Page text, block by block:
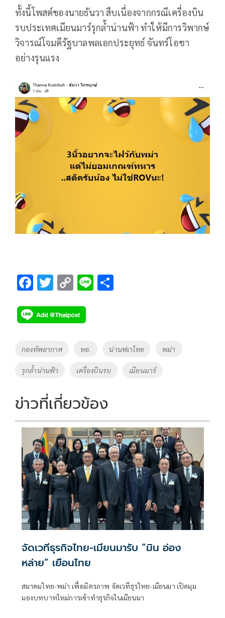
ทั้งนี้โพสต์ของนายธันวา สืบเนื่องจากกรณีเครื่องบิน
รบประเทศเมียนมาร์รุกล้ำน่านฟ้า ทำให้มีการวิพากษ์
วิจารณ์โจมตีรัฐบาลพลเอกประยุทธ์ จันทร์โอชา
อย่างรุนแรง
F
e
b
o
o
k
T
tt
er
C
p
y
Li
k
Li
Tags
กองทัพอากาศ ทอ. น่านฟเาไทย พม่า
รุกล้ำน่านฟ้า เครื่องบินรบ เมียนมาร์
ข่าวที่เกี่ยวข้อง
จัดเวทีธุรกิจไทย-เมียนมารับ “มิน อ่อง
หล่าย” เยือนไทย
สมาคมไทย-พม่า เพื่อมิตรภาพ จัดเวทีธุรไทย-เมียนมา เปิดมุม
มองบทบาทใหม่การเข้าทำธุรกิจในเมียนมา